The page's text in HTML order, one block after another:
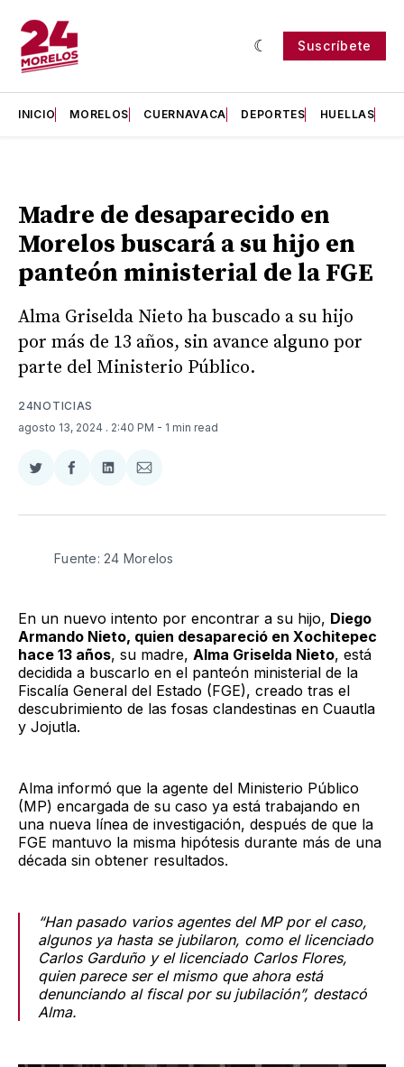
Suscríbete
INICIO MORELOS CUERNAVACA DEPORTES HUELLAS
Madre de desaparecido en
Morelos buscará a su hijo en
panteón ministerial de la FGE
Alma Griselda Nieto ha buscado a su hijo
por más de 13 años, sin avance alguno por
parte del Ministerio Público.
24NOTICIAS
agosto 13, 2024 . 2:40 PM - 1 min read
Compartir
Twitter
Compartir
Facebook
Compartir
LinkedIn
Compartir
Email
Fuente: 24 Morelos
En un nuevo intento por encontrar a su hijo, Diego
Armando Nieto, quien desapareció en Xochitepec
hace 13 años, su madre, Alma Griselda Nieto, está
decidida a buscarlo en el panteón ministerial de la
Fiscalía General del Estado (FGE), creado tras el
descubrimiento de las fosas clandestinas en Cuautla
y Jojutla.
Alma informó que la agente del Ministerio Público
(MP) encargada de su caso ya está trabajando en
una nueva línea de investigación, después de que la
FGE mantuvo la misma hipótesis durante más de una
década sin obtener resultados.
“Han pasado varios agentes del MP por el caso,
algunos ya hasta se jubilaron, como el licenciado
Carlos Garduño y el licenciado Carlos Flores,
quien parece ser el mismo que ahora está
denunciando al fiscal por su jubilación”, destacó
Alma.